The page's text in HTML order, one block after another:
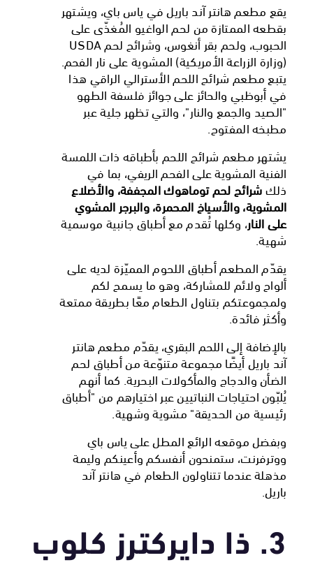
يقع مطعم هانتر آند باريل في ياس باي، ويشتهر
بقطعه الممتازة من لحم الواغيو المُغذّى على
الحبوب، ولحم بقر أنغوس، وشرائح لحم USDA
(وزارة الزراعة الأمريكية) المشوية على نار الفحم.
يتبع مطعم شرائح اللحم الأسترالي الراقي هذا
في أبوظبي والحائز على جوائز فلسفة الطهو
"الصيد والجمع والنار"، والتي تظهر جلية عبر
مطبخه المفتوح.
يشتهر مطعم شرائح اللحم بأطباقه ذات اللمسة
الفنية المشوية على الفحم الريفي، بما في
ذلكشرائح لحم توماهوك المجففة، والأضلاع
المشوية، والأسياخ المحمرة، والبرجر المشوي
على النار، وكلها تُقدم مع أطباق جانبية موسمية
شهية.
يقدّم المطعم أطباق اللحوم المميّزة لديه على
ألواح ولائم للمشاركة، وهو ما يسمح لكم
ولمجموعتكم بتناول الطعام معًا بطريقة ممتعة
وأكثر فائدة.
بالإضافة إلى اللحم البقري، يقدّم مطعم هانتر
آند باريل أيضًا مجموعة متنوّعة من أطباق لحم
الضأن والدجاج والمأكولات البحرية. كما أنهم
يُلبّون احتياجات النباتيين عبر اختيارهم من "أطباق
رئيسية من الحديقة" مشوية وشهية.
وبفضل موقعه الرائع المطل على ياس باي
ووترفرنت، ستمنحون أنفسكم وأعينكم وليمة
مذهلة عندما تتناولون الطعام في هانتر آند
باريل.
3. ذا دايركترز كلوب